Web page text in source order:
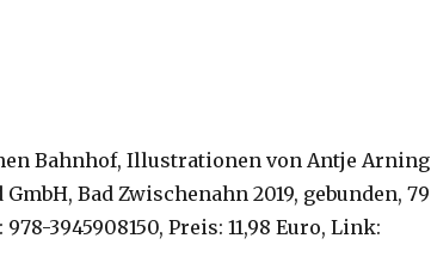
Bahnhof, Illustrationen von Antje Arning
Bad Zwischenahn 2019, gebunden, 79
3945908150, Preis: 11,98 Euro, Link: